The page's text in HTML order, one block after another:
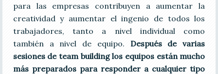
para las empresas contribuyen a aumentar la
creatividad y aumentar el ingenio de todos los
trabajadores, tanto a nivel individual como
también a nivel de equipo. Después de varias
sesiones de team building los equipos están mucho
más preparados para responder a cualquier tipo